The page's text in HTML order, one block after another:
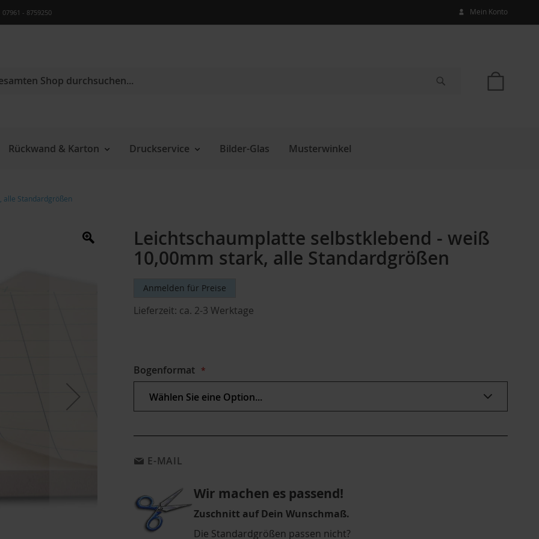
07961 - 8759250 Mein Konto
Rückwand & Karton Druckservice Bilder-Glas Musterwinkel
alle Standardgrößen
Leichtschaumplatte selbstklebend - weiß
10,00mm stark, alle Standardgrößen
Anmelden für Preise
Lieferzeit: ca. 2-3 Werktage
Bogenformat
E-MAIL
Wir machen es passend!
Zuschnitt auf Dein Wunschmaß.
Die Standardgrößen passen nicht?